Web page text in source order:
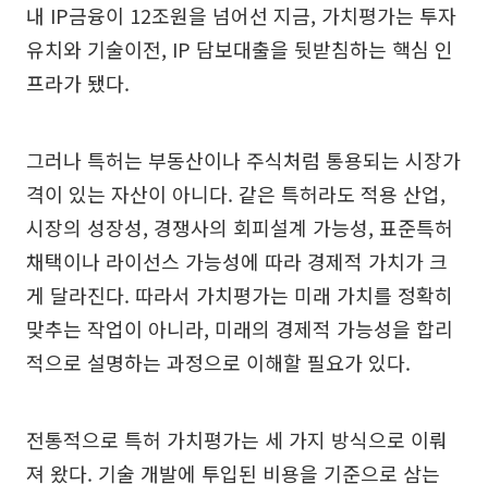
내 IP금융이 12조원을 넘어선 지금, 가치평가는 투자
유치와 기술이전, IP 담보대출을 뒷받침하는 핵심 인
프라가 됐다.
그러나 특허는 부동산이나 주식처럼 통용되는 시장가
격이 있는 자산이 아니다. 같은 특허라도 적용 산업,
시장의 성장성, 경쟁사의 회피설계 가능성, 표준특허
채택이나 라이선스 가능성에 따라 경제적 가치가 크
게 달라진다. 따라서 가치평가는 미래 가치를 정확히
맞추는 작업이 아니라, 미래의 경제적 가능성을 합리
적으로 설명하는 과정으로 이해할 필요가 있다.
전통적으로 특허 가치평가는 세 가지 방식으로 이뤄
져 왔다. 기술 개발에 투입된 비용을 기준으로 삼는